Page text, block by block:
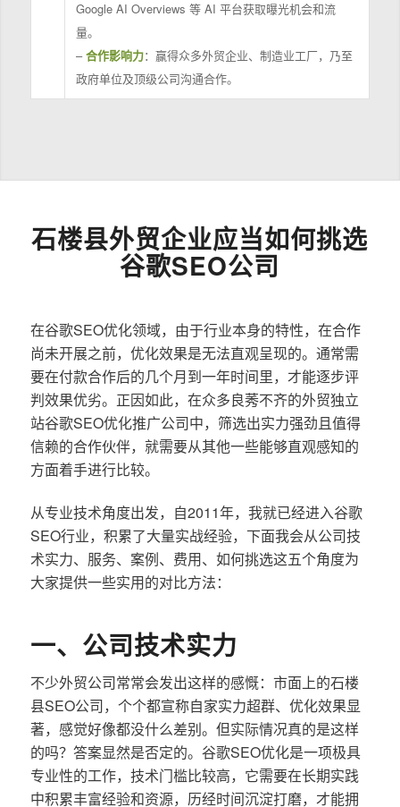
Google AI Overviews 等 AI 平台获取曝光机会和流
量。
–合作影响力：赢得众多外贸企业、制造业工厂，乃至
政府单位及顶级公司沟通合作。
石楼县外贸企业应当如何挑选
谷歌SEO公司
在谷歌SEO优化领域，由于行业本身的特性，在合作
尚未开展之前，优化效果是无法直观呈现的。通常需
要在付款合作后的几个月到一年时间里，才能逐步评
判效果优劣。正因如此，在众多良莠不齐的外贸独立
站谷歌SEO优化推广公司中，筛选出实力强劲且值得
信赖的合作伙伴，就需要从其他一些能够直观感知的
方面着手进行比较。
从专业技术角度出发，自2011年，我就已经进入谷歌
SEO行业，积累了大量实战经验，下面我会从公司技
术实力、服务、案例、费用、如何挑选这五个角度为
大家提供一些实用的对比方法：
一、公司技术实力
不少外贸公司常常会发出这样的感慨：市面上的石楼
县SEO公司，个个都宣称自家实力超群、优化效果显
著，感觉好像都没什么差别。但实际情况真的是这样
的吗？答案显然是否定的。谷歌SEO优化是一项极具
专业性的工作，技术门槛比较高，它需要在长期实践
中积累丰富经验和资源，历经时间沉淀打磨，才能拥